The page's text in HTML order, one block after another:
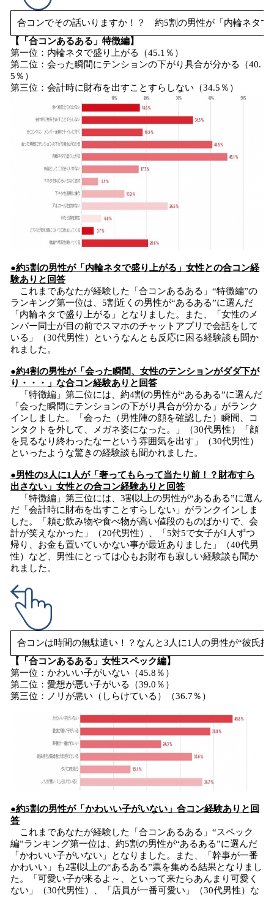
合コンでその話いりますか！？ 約5割の男性が「内輪ネタで
【「合コンあるある」特徴編】
第一位：内輪ネタで盛り上がる（45.1％）
第二位：会った瞬間にテンションの下がり具合が分かる（40.
5％）
第三位：会計時に財布を出すことすらしない（34.5％）
●約5割の男性が「内輪ネタで盛り上がる」女性との合コン経
験ありと回答
これまであなたが経験した「合コンあるある」“特徴編”の
ランキング第一位は、5割近くの男性が“あるある”に選んだ
「内輪ネタで盛り上がる」となりました。また、「女性のメ
ンバー同士が目の前でスマホのチャットアプリで会話をして
いる」（30代男性）というなんとも反応に困る経験談も聞か
れました。
●約4割の男性が「会った瞬間、女性のテンションがダダ下が
り・・・」な合コン経験ありと回答
「特徴編」第二位には、約4割の男性が“あるある”に選んだ
「会った瞬間にテンションの下がり具合が分かる」がランク
インしました。「会った（男性陣の顔を確認した）瞬間、コ
ンタクトを外して、メガネ姿になった。」（30代男性）「顔
を見るなり終わったなーという雰囲気を出す」（30代男性）
といったような驚きの経験談も聞かれました。
●男性の3人に1人が「奢ってもらって当たり前！？財布すら
出さない」女性との合コン経験ありと回答
「特徴編」第三位には、3割以上の男性が“あるある”に選ん
だ「会計時に財布を出すことすらしない」がランクインしま
した。「頼む飲み物や食べ物が高い値段のものばかりで、会
計が笑えなかった」（20代男性）、「5対5で女子が1人ずつ
帰り、お金も置いていかない事が最近ありました」（40代男
性）など、男性にとっては心もお財布も寂しい経験談も聞か
れました。
合コンは時間の無駄遣い！？なんと3人に1人の男性が“彼氏
【「合コンあるある」女性スペック編】
第一位：かわいい子がいない（45.8％）
第二位：愛想が悪い子がいる（39.0％）
第三位：ノリが悪い（しらけている）（36.7％）
●約5割の男性が「かわいい子がいない」合コン経験ありと回
答
これまであなたが経験した「合コンあるある」“スペック
編”ランキング第一位は、約5割の男性が“あるある”に選んだ
「かわいい子がいない」となりました。また、「幹事が一番
かわいい」も2割以上の“あるある”票を集める結果となりまし
た。「可愛い子が来るよ～、といって来たらあんまり可愛く
ない」（30代男性）、「店員が一番可愛い」（30代男性）な